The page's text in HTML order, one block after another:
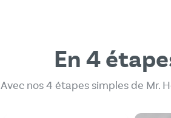
En 4
Avec nos 4 étapes simples de Mr.